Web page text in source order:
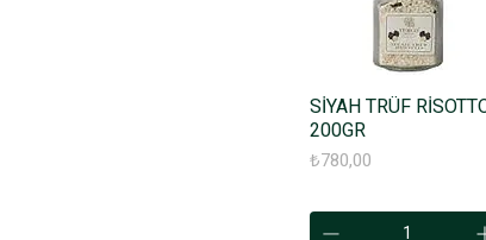
SİYAH TRÜF
200GR
Fiyat
₺780,00